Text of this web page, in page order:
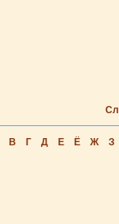
В Г Д Е Ё Ж З